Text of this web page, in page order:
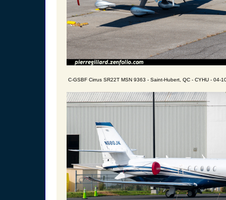
C-GSBF Cirrus SR22T MSN 9363 - Saint-Hubert, QC - CYHU - 04-